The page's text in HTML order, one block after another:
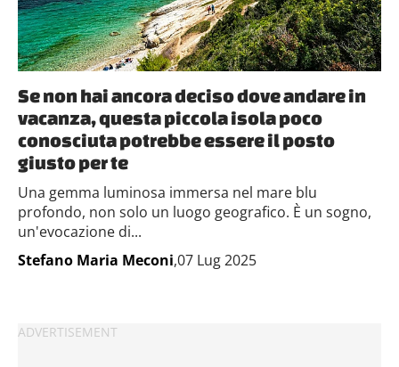
Se non hai ancora deciso dove andare in
vacanza, questa piccola isola poco
conosciuta potrebbe essere il posto
giusto per te
Una gemma luminosa immersa nel mare blu
profondo, non solo un luogo geografico. È un sogno,
un'evocazione di...
Stefano Maria Meconi,07 Lug 2025